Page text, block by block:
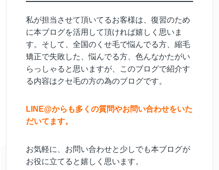
私が担当させて頂いてるお客様は、復習のため
に本ブログを活用して頂ければ嬉しく思いま
す。そして、全国のくせ毛で悩んでる方、縮毛
矯正で失敗した、悩んでる方、色んなかたがい
らっしゃると思いますが、このブログで紹介す
る内容はクセ毛の方の為のブログです。
LINE@からも多くの質問やお問い合わせをいた
だいてます。
お気軽に、お問い合わせと少しでも本ブログが
お役に立てると嬉しく思います。